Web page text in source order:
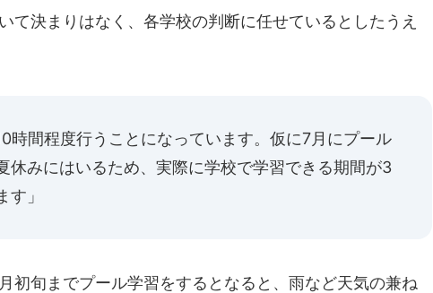
て決まりはなく、各学校の判断に任せているとしたうえ
時間程度行うことになっています。仮に7月にプール
休みにはいるため、実際に学校で学習できる期間が3
」
初旬までプール学習をするとなると、雨など天気の兼ね